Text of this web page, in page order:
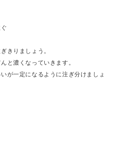
きりましょう。
と濃くなっていきます。
が一定になるように注ぎ分けましょ